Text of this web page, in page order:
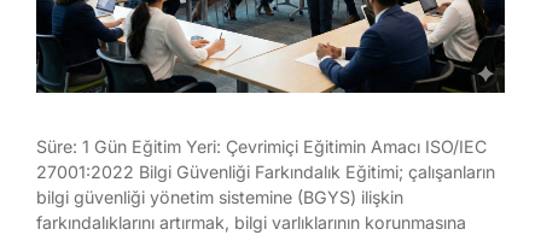
Süre: 1 Gün Eğitim Yeri: Çevrimiçi Eğitimin Amacı ISO/IEC
27001:2022 Bilgi Güvenliği Farkındalık Eğitimi; çalışanların
bilgi güvenliği yönetim sistemine (BGYS) ilişkin
farkındalıklarını artırmak, bilgi varlıklarının korunmasına